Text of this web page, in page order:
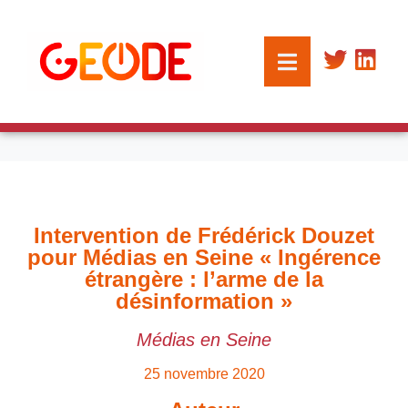
Intervention de Frédérick Douzet
pour Médias en Seine « Ingérence
étrangère : l’arme de la
désinformation »
Médias en Seine
25 novembre 2020